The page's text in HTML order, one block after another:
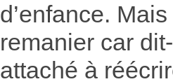
d’enfance.
remanier car
attaché à